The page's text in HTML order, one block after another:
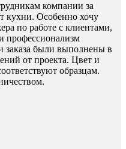
компании за
кухни. Особенно хочу
по работе с клиентами,
профессионализм
заказа были выполнены в
от проекта. Цвет и
образцам.